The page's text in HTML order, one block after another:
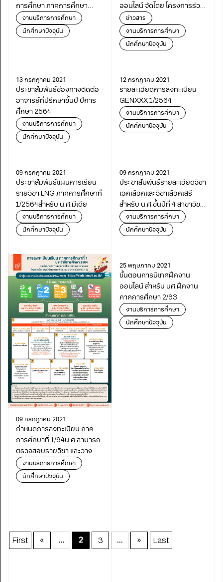
การศึกษา ภาคการศึกษา
1/2564
งานบริการการศึกษา
นักศึกษาปัจจุบัน
ออนไลน์ จัดโดย โครงการร่วม
บริหารหลักสูตรฯ (มีเดีย) และ
สถาบันคุณวุฒิวิชาชีพ
(องค์การมหาชน)
ข่าวสาร
งานบริการการศึกษา
นักศึกษาปัจจุบัน
13 กรกฎาคม 2021
ประชาสัมพันธ์ช่องทางติดต่อ
อาจารย์ที่ปรึกษาชั้นปี ปีการ
ศึกษา 2564
งานบริการการศึกษา
นักศึกษาปัจจุบัน
12 กรกฎาคม 2021
รายละเอียดการลงทะเบียน
GENXXX 1/2564
งานบริการการศึกษา
นักศึกษาปัจจุบัน
09 กรกฎาคม 2021
ประชาสัมพันธ์แผนการเรียน
รายวิชา LNG ภาคการศึกษาที่
1/2564สำหรับ น.ศ.มีเดีย
งานบริการการศึกษา
นักศึกษาปัจจุบัน
09 กรกฎาคม 2021
ประชาสัมพันธ์รายละเอียดวิชา
เอกเลือกและวิชาเลือกเสรี
สำหรับ น.ศ.ชั้นปีที่ 4 สาขาวิชา
มีเดียอาตส์ ภาคการศึกษาที่
1/64
งานบริการการศึกษา
นักศึกษาปัจจุบัน
09 กรกฎาคม 2021
กำหนดการลงทะเบียน ภาค
การศึกษาที่ 1/64น.ศ.สามารถ
ตรวจสอบรายวิชา และวาง
แผนกาารลงทะเบียนล่วงหน้า
ได้ที่ระบบ NewAcis
งานบริการการศึกษา
นักศึกษาปัจจุบัน
25 พฤษภาคม 2021
ขั้นตอนการนิเทศฝึกงาน
ออนไลน์ สำหรับ นศ.ฝึกงาน
ภาคการศึกษา 2/63
งานบริการการศึกษา
นักศึกษาปัจจุบัน
First « ... 2 3 ... » Last